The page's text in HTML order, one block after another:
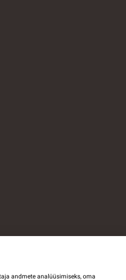
andmete analüüsimiseks, oma